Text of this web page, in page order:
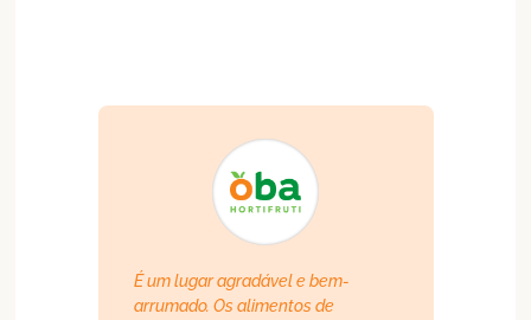
É um lugar agradável e bem-
arrumado. Os alimentos de